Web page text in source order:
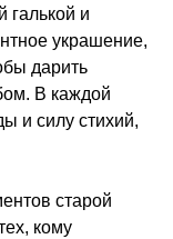
галькой и
украшение,
дарить
В каждой
и силу стихий,
старой
кому